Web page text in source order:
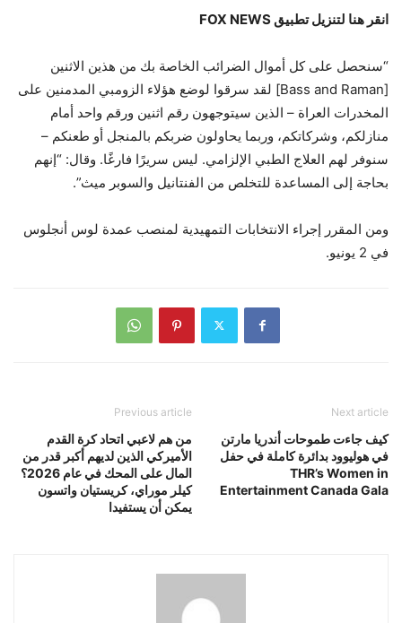
انقر هنا لتنزيل تطبيق FOX NEWS
“سنحصل على كل أموال الضرائب الخاصة بك من هذين الاثنين
[Bass and Raman] لقد سرقوا لوضع هؤلاء الزومبي المدمنين على
المخدرات العراة – الذين سيتوجهون رقم اثنين ورقم واحد أمام
منازلكم، وشركاتكم، وربما يحاولون ضربكم بالمنجل أو طعنكم –
سنوفر لهم العلاج الطبي الإلزامي. ليس سريرًا فارغًا. وقال: “إنهم
بحاجة إلى المساعدة للتخلص من الفنتانيل والسوبر ميث”.
ومن المقرر إجراء الانتخابات التمهيدية لمنصب عمدة لوس أنجلوس
في 2 يونيو.
Previous article
من هم لاعبي اتحاد كرة القدم
الأميركي الذين لديهم أكبر قدر من
المال على المحك في عام 2026؟
كيلر موراي، كريستيان واتسون
يمكن أن يستفيدا
Next article
كيف جاءت طموحات أندريا مارتن
في هوليوود بدائرة كاملة في حفل
THR’s Women in
Entertainment Canada Gala